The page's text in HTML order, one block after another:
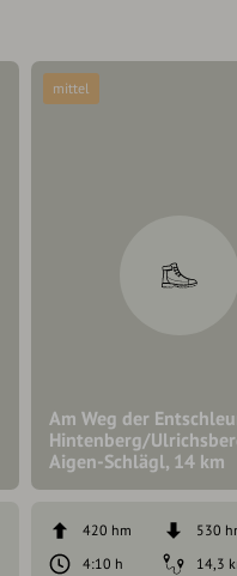
Am Weg der
Hintenberg/
Aigen-Schlägl, 14 km
mittel
420 hm
530
4:10 h
14,3